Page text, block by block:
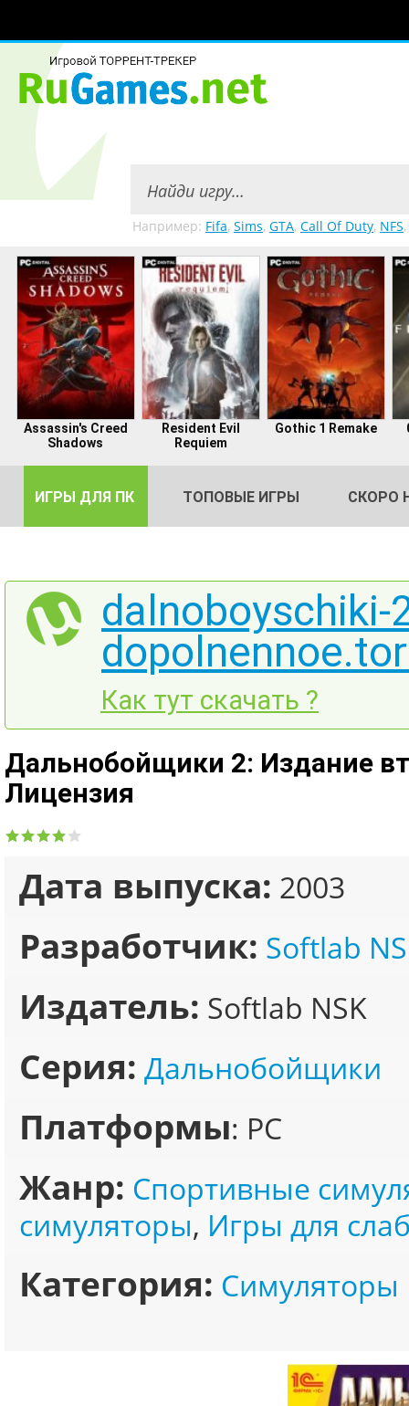
Например: Fifa, Sims, GTA, Call Of Duty, NFS,
Assassin's Creed
Shadows
Resident Evil
Requiem
Gothic 1 Remake
ИГРЫ ДЛЯ ПК ТОПОВЫЕ ИГРЫ СКОРО
dalnoboyschiki-
Как тут скачать ?
Дальнобойщики 2: Издание
Лицензия
Дата выпуска: 2003
Разработчик: Softlab
Издатель: Softlab NSK
Серия: Дальнобойщики
Платформы: PC
Жанр: Спортивные
симуляторы, Игры для
Категория: Симуляторы